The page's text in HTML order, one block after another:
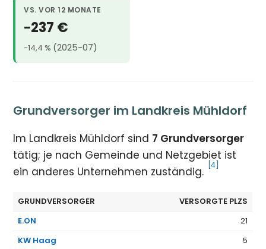
VS. VOR 12 MONATE
−237 €
−14,4 % (2025-07)
Grundversorger im Landkreis Mühldorf
Im Landkreis Mühldorf sind 7 Grundversorger
tätig; je nach Gemeinde und Netzgebiet ist
ein anderes Unternehmen zuständig.
[4]
GRUNDVERSORGER
VERSORGTE PLZS
E.ON
21
KW Haag
5